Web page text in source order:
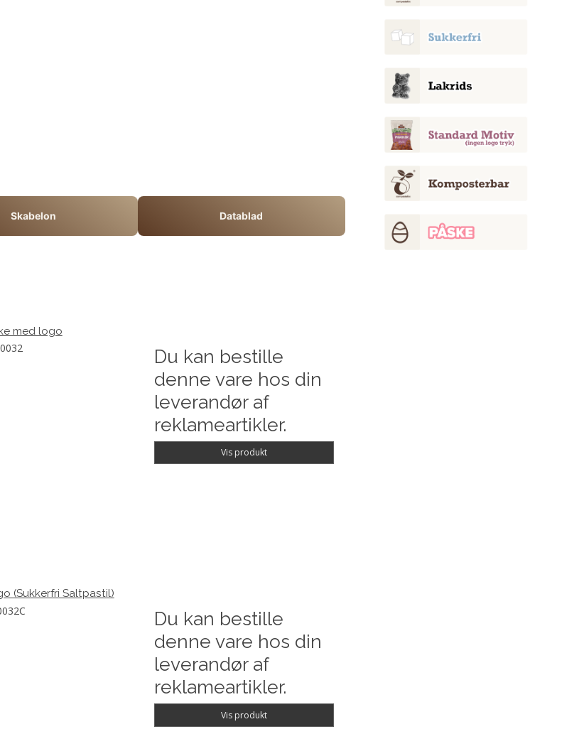
Skabelon Datablad
med logo
Du kan bestille
denne vare hos din
leverandør af
reklameartikler.
Vis produkt
(Sukkerfri Saltpastil)
Du kan bestille
denne vare hos din
leverandør af
reklameartikler.
Vis produkt